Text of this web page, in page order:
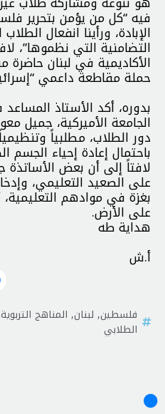
فيه “كل من يؤمن بتحرير
الإبادة، ورأينا انفعال
التضامنية التي نظموها”،
حملة مقاطعة داعمي
بدوره، أكد الأستاذ
الجامعة الأميركية، جميل
دور الطلاب، مطلبياً
باحتمال إعادة إحياء
لافتاً إلى أن بعض الأساتذة
على الصعيد التعليمي،
بغزة في موادهم
على الأرض.
هداية طه
أ.ش
فلسطين, لبنان, المناهج التربوية
الطلابي